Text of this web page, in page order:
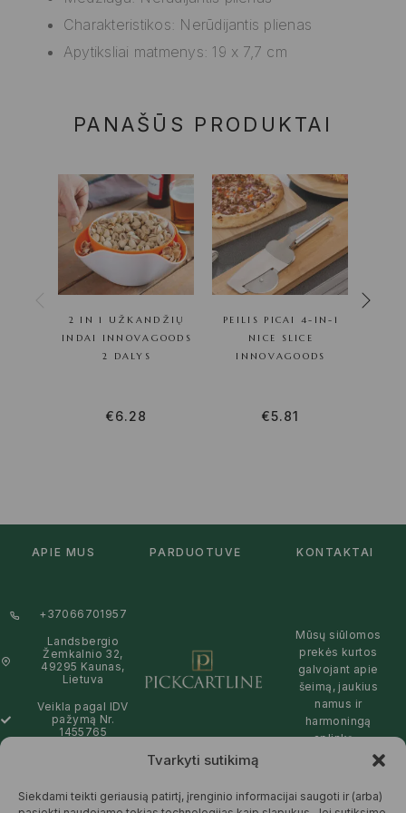
Tvarkyti sutikimą
Siekdami teikti geriausią patirtį, įrenginio informacijai saugoti ir (arba)
Charakteristikos: Nerūdijantis plienas
Apytiksliai matmenys: 19 x 7,7 cm
PANAŠŪS PRODUKTAI
2 IN 1 UŽKANDŽIŲ
INDAI INNOVAGOODS
2 DALYS
€6.28
PEILIS PICAI 4-IN-1
NICE SLICE
INNOVAGOODS
€5.81
APIE MUS PARDUOTUVĖ KONTAKTAI
+37066701957
Landsbergio
Žemkalnio 32,
49295 Kaunas,
Lietuva
Veikla pagal IDV
pažymą Nr.
1455765
09:00 - 19:00
Mūsų siūlomos
prekės kurtos
galvojant apie
šeimą, jaukius
namus ir
harmoningą
aplinką –
draugiškos tiek
Jums, tiek